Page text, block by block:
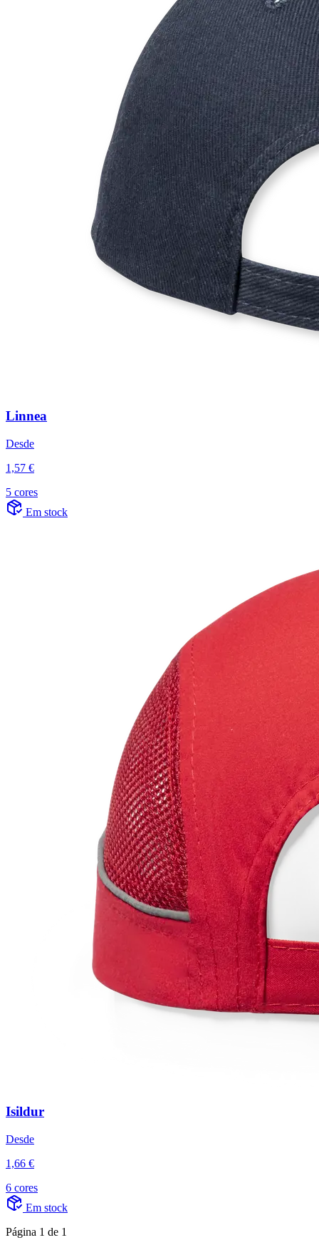
Linnea
Desde
1,57 €
5 cores
Em stock
Isildur
Desde
1,66 €
6 cores
Em stock
Página 1 de 1